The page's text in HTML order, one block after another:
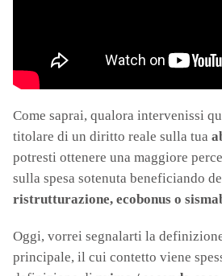
Come saprai, qualora intervenissi
titolare di un diritto reale sulla tua
potresti ottenere una maggiore
sulla spesa sotenuta beneficiando
ristrutturazione, ecobonus o
Oggi, vorrei segnalarti la
principale, il cui contetto viene